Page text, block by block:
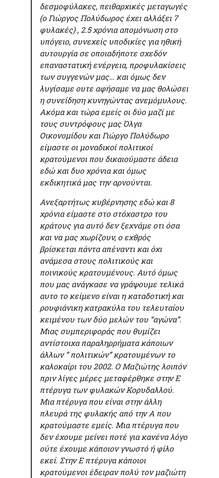
δεσμοφύλακες, πειθαρχικές μεταγωγές
(ο Γιώργος Πολύδωρος έχει αλλάξει 7
φυλακές) , 2.5 χρόνια απομόνωση στο
υπόγειο, συνεχείς υποδικίες για ηθική
αυτουργία σε οποιαδήποτε σχεδόν
επαναστατική ενέργεια, προφυλακίσεις
των συγγενών μας… και όμως δεν
λυγίσαμε ουτε αφήσαμε να μας θολώσει
η συνείδηση κυνηγώντας ανεμόμυλους.
Ακόμα και τώρα εμείς οι δύο μαζί με
τους συντρόφους μας Όλγα
Οικονομίδου και Γιώργο Πολύδωρο
είμαστε οι μοναδικοί πολιτικοί
κρατούμενοι που δικαιούμαστε άδεια
εδώ και δυο χρόνια και όμως
εκδικητικά μας την αρνούνται.
Ανεξαρτήτως κυβέρνησης εδώ και 8
χρόνια είμαστε στο στόχαστρο του
κράτους για αυτό δεν ξεχνάμε οτι όσα
και να μας χωρίζουν, ο εχθρός
βρίσκεται πάντα απέναντι και όχι
ανάμεσα στους πολιτικούς και
ποινικούς κρατουμένους. Αυτό όμως
που μας ανάγκασε να γράψουμε τελικά
αυτο το κείμενο είναι η καταδοτική και
ρουφιάνικη κατρακύλα του τελευταίου
κειμένου των δύο μελών του “αγώνα”.
Μιας συμπεριφοράς που θυμίζει
αντίστοιχα παραληρρήματα κάποιων
άλλων ” πολιτικών” κρατουμένων το
καλοκαίρι του 2002. Ο Μαζιώτης λοιπόν
πριν λίγες μέρες μεταφέρθηκε στην Ε
πτέρυγα των φυλακών Κορυδαλλού.
Μια πτέρυγα που είναι στην άλλη
πλευρά της φυλακής από την Α που
κρατούμαστε εμείς. Μια πτέρυγα που
δεν έχουμε μείνει ποτέ για κανένα λόγο
ούτε έχουμε κάποιον γνωστό ή φίλο
εκεί. Στην Ε πτέρυγα κάποιοι
κρατούμενοι έδειραν πολύ τον μαζιώτη